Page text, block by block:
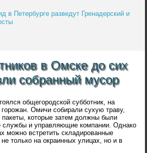
в Петербурге разведут Гренадерский и
в Омске до сих
собранный мусор
общегородской субботник, на
Омичи собирали сухую траву,
которые затем должны были
службы и управляющие компании. Однако
можно встретить складированные
только на окраинных улицах, но и в